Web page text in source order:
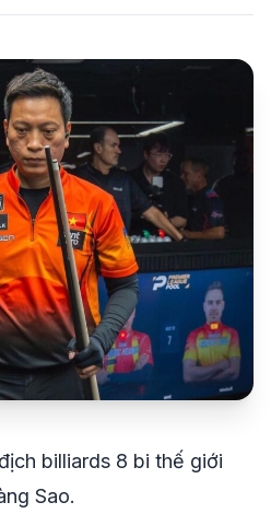
billiards 8 bi thế giới
Sao.